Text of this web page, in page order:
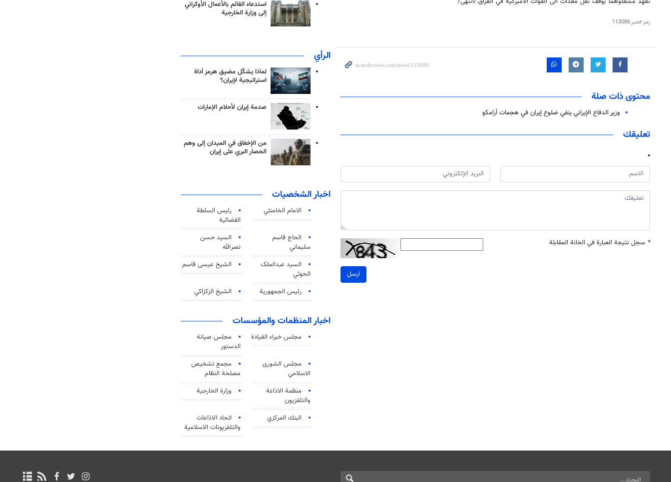
رمز الخبر113086
محتوى ذات صلة
وزير الدفاع الإيراني ينفي ضلوع إيران في هجمات أرامكو
تعليقك
* سجل نتيجة العبارة في الخانة المقابلة
ارسل
استدعاء القائم بالأعمال الأوكراني
إلى وزارة الخارجية
الرأي
لماذا يشكّل مضيق هرمز أداة
استراتيجية لإيران؟
صدمة إيران لأحلام الإمارات
من الإخفاق في الميدان إلى وهم
الحصار البري على إيران
اخبار الشخصيات
الامام الخامنئي
رئیس السلطة
القضائیة
الحاج قاسم
سليماني
السيد حسن
نصرالله
السید عبدالملک
الحوثي
الشيخ عيسى قاسم
رئيس الجمهورية الشيخ الزكزاكي
اخبار المنظمات والمؤسسات
مجلس خبراء القيادة
مجلس صيانة
الدستور
مجلس الشورى
الاسلامي
مجمع تشخيص
مصلحة النظام
منظمة الاذاعة
والتلفزیون
وزارة الخارجية
البنك المركزي
اتحاد الاذاعات
والتلفزيونات الاسلامية